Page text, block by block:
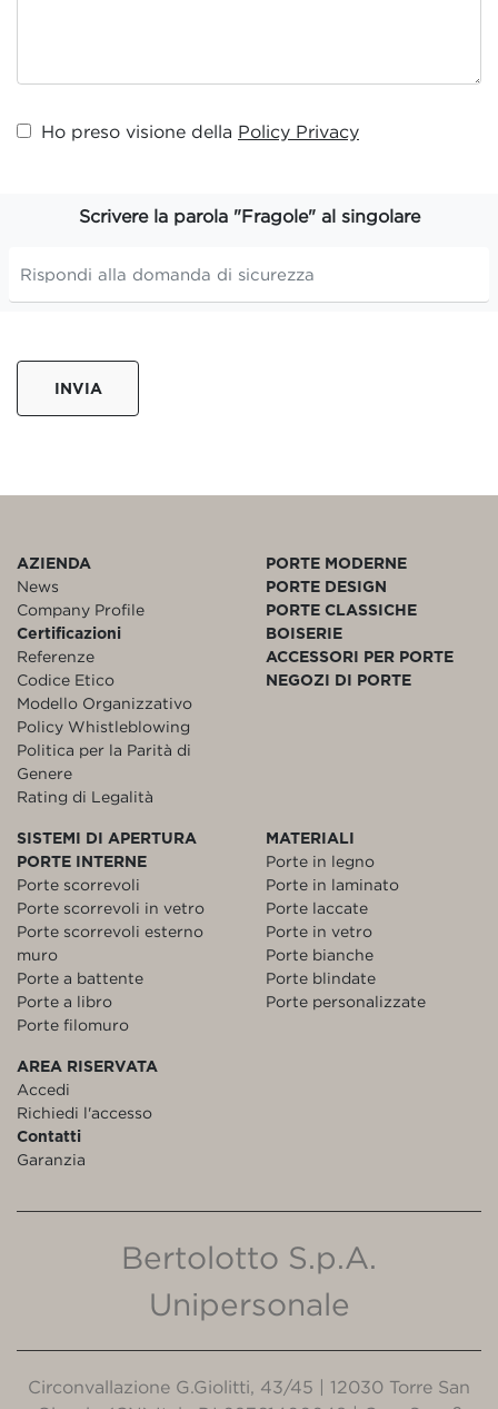
Ho preso visione della Policy Privacy
Scrivere la parola "Fragole" al singolare
INVIA
AZIENDA
News
Company Profile
Certificazioni
Referenze
Codice Etico
Modello Organizzativo
Policy Whistleblowing
Politica per la Parità di
Genere
Rating di Legalità
PORTE MODERNE
PORTE DESIGN
PORTE CLASSICHE
BOISERIE
ACCESSORI PER PORTE
NEGOZI DI PORTE
SISTEMI DI APERTURA
PORTE INTERNE
Porte scorrevoli
Porte scorrevoli in vetro
Porte scorrevoli esterno
muro
Porte a battente
Porte a libro
Porte filomuro
MATERIALI
Porte in legno
Porte in laminato
Porte laccate
Porte in vetro
Porte bianche
Porte blindate
Porte personalizzate
AREA RISERVATA
Accedi
Richiedi l'accesso
Contatti
Garanzia
Bertolotto S.p.A.
Unipersonale
Circonvallazione G.Giolitti, 43/45 | 12030 Torre San